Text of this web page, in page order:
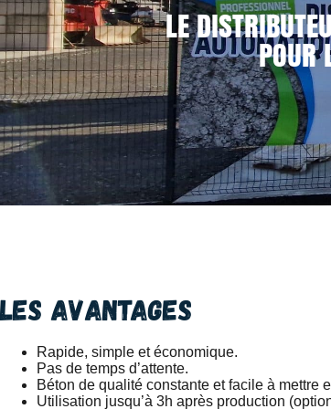
LE
POUR
Les avantages
Rapide, simple et économique.
Pas de temps d’attente.
Béton de qualité constante et facile à mettre
Utilisation jusqu’à 3h après production